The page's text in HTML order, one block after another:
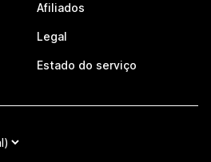
Afiliados
Legal
Estado do serviço